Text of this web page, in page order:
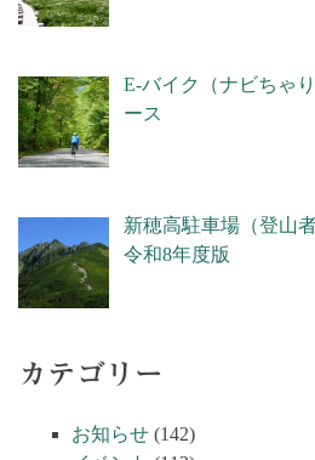
E-バイク（ナビちゃ
ース
新穂高駐車場（登山
令和8年度版
カテゴリー
お知らせ (142)